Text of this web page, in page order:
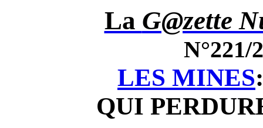
La G@zette
N°221/
LES MINES
QUI